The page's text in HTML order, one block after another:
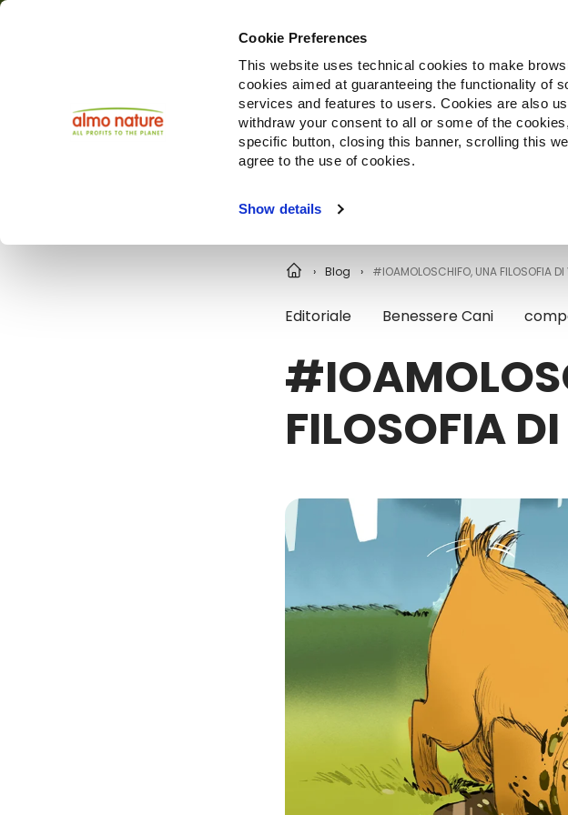
Cookie Preferences
This website uses technical cookies to make
cookies aimed at guaranteeing the functionality of
services and features to users. Cookies are also
withdraw your consent to all or some of the
specific button, closing this banner, scrolling this
agree to the use of cookies.
Show details
Prodotti Companion for Life
Choose another country or region to see content specific to your location.
Blog #IOAMOLOSCHIFO, UNA FILOSOFIA
Editoriale Benessere Cani
FILOSOFIA